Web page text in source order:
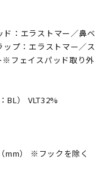
：エラストマー／鼻ベ
プ：エラストマー／ス
※フェイスパッド取り外
） VLT32%
mm） ※フックを除く